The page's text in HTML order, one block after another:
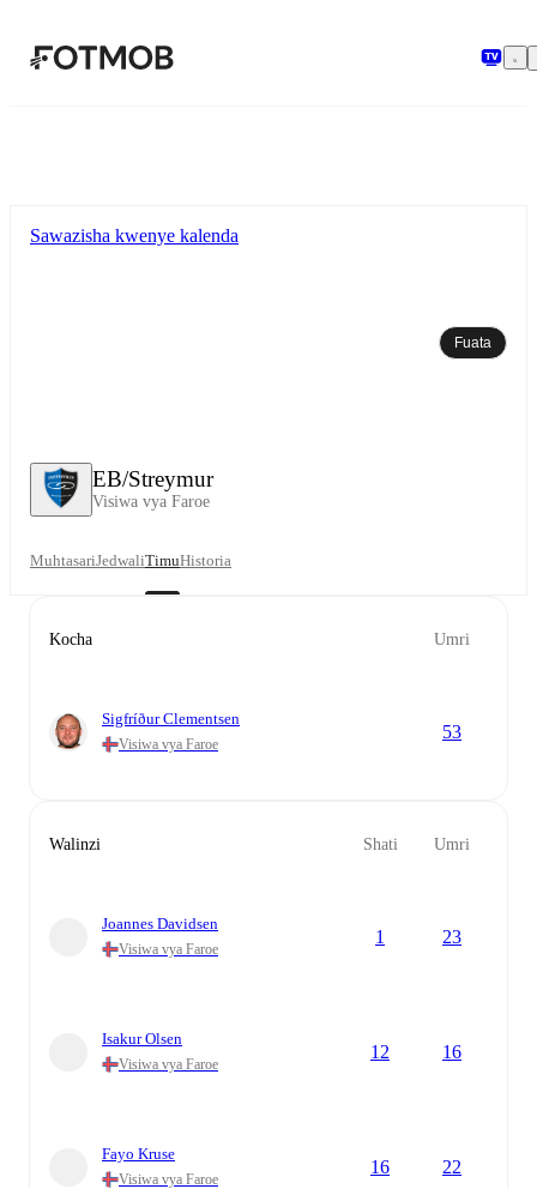
EB/Streymur
Visiwa vya Faroe
Sawazisha kwenye kalenda
Fuata
MuhtasariJedwaliTimuHistoria
Kocha Umri
Sigfríður Clementsen
Visiwa vya Faroe
53
Walinzi Shati Umri
Joannes Davidsen
Visiwa vya Faroe
1 23
Isakur Olsen
Visiwa vya Faroe
12 16
Fayo Kruse
Visiwa vya Faroe
16 22